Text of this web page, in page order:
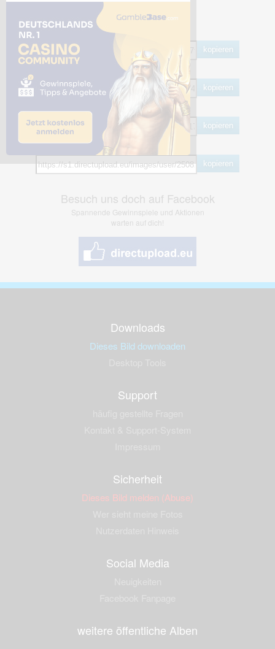
Share Links
kopieren
HTML
kopieren
BB Code
kopieren
kopieren
Besuch uns doch auf Facebook
Spannende Gewinnspiele und Aktionen
warten auf dich!
Downloads
Dieses Bild downloaden
Support
Sicherheit
Dieses Bild melden (Abuse)
Social Media
weitere öffentliche Alben